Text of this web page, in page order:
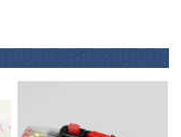
分周器CW-160